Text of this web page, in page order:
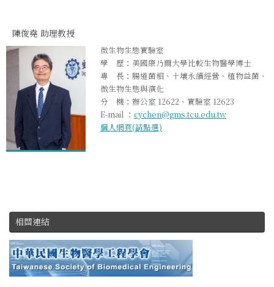
陳俊堯 助理教授
微生物生態實驗室
學 歷：美國康乃爾大學比較生物醫學博士
專 長：腸道菌相、土壤永續經營、植物益菌、
微生物生態與演化
分 機：辦公室 12622、實驗室 12623
E-mail ： cychen@gms.tcu.edu.tw
個人網頁(請點選)
相關連結